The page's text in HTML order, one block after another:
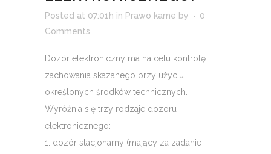
Posted at 07:01h in Prawo karne by
0
Comments
Dozór elektroniczny ma na celu kontrolę
zachowania skazanego przy użyciu
określonych środków technicznych.
Wyróżnia się trzy rodzaje dozoru
elektronicznego:
1. dozór stacjonarny (mający za zadanie